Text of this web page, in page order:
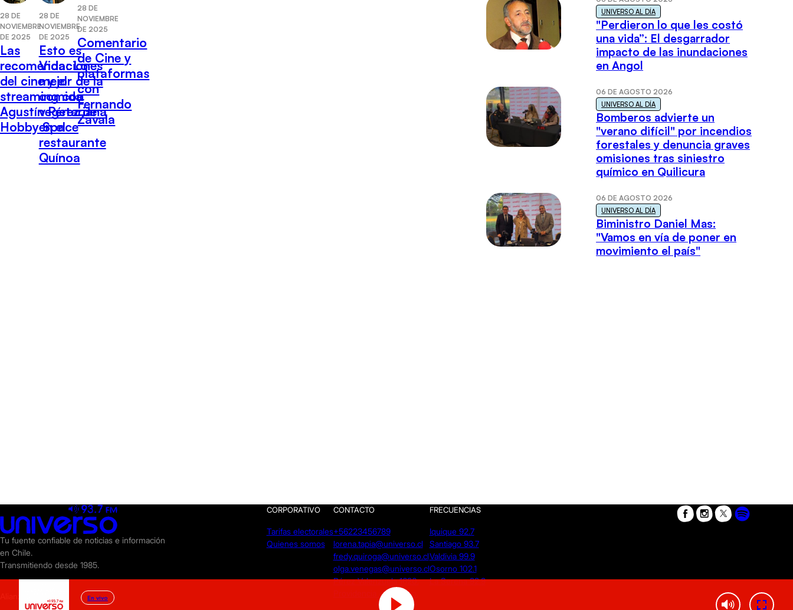
28 DE
NOVIEMBRE
DE 2025
Las
recomendaciones
del cine y el
streaming con
Agustín Pérez de
Hobby Space
28 DE
NOVIEMBRE
DE 2025
Esto es
Vida: Lo
mejor de la
comida
vegetariana
en el
restaurante
Quínoa
28 DE
NOVIEMBRE
DE 2025
Comentario
de Cine y
plataformas
con
Fernando
Zavala
UNIVERSO AL DÍA
"Perdieron lo que les costó
una vida”: El desgarrador
impacto de las inundaciones
en Angol
06 DE AGOSTO 2026
UNIVERSO AL DÍA
Bomberos advierte un
"verano difícil" por incendios
forestales y denuncia graves
omisiones tras siniestro
químico en Quilicura
06 DE AGOSTO 2026
UNIVERSO AL DÍA
Biministro Daniel Mas:
"Vamos en vía de poner en
movimiento el país"
En vivo
Tu fuente confiable de noticias e información
en Chile.
Transmitiendo desde 1985.
CORPORATIVO
Tarifas electorales
Quienes somos
CONTACTO
+56223456789
lorena.tapia@universo.cl
fredy.quiroga@universo.cl
olga.venegas@universo.cl
Pérez Valenzuela 1620.
Providencia - Santiago.
FRECUENCIAS
Iquique 92.7
Santiago 93.7
Valdivia 99.9
Osorno 102.1
La Serena 92.9